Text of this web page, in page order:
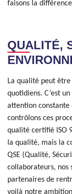
faisons la
QUALITÉ,
La qualité peut
quotidiens. C’est
attention constante
contrôlons ces
qualité certifié ISO
la qualité, mais la
QSE (Qualité,
collaborateurs, nos
partenaires de
voilà notre